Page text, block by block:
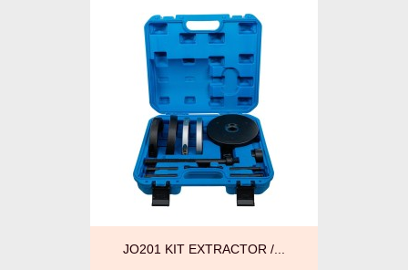
JO201 KIT EXTRACTOR /...